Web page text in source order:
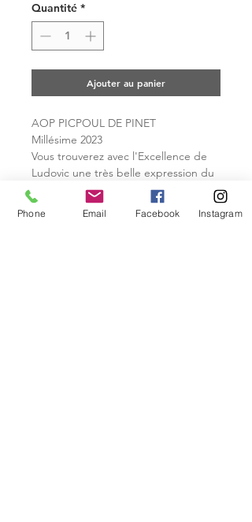
Quantité *
Ajouter au panier
AOP PICPOUL DE PINET
Millésime 2023
Vous trouverez avec l'Excellence de
Ludovic une très belle expression du
cépage piquepoul. Cette cuvée est
produite pour le millésime 2021
à 1533 bouteilles. Sa robe est jaune
Phone Email Facebook Instagram